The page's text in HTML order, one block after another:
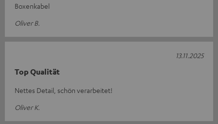
Boxenkabel
Oliver B.
Top Qualität
Nettes Detail, schön verarbeitet!
Oliver K.
13.11.2025